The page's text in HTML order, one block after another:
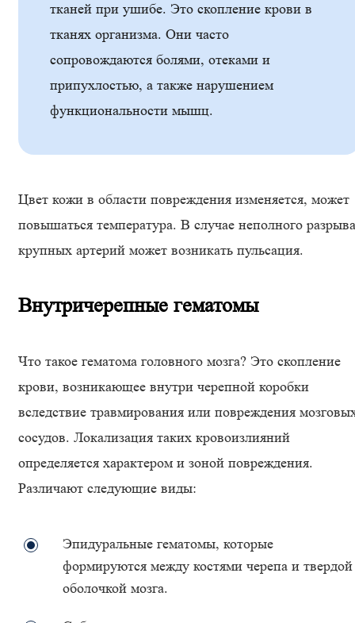
тканей при ушибе. Это скопление крови в
тканях организма. Они часто
сопровождаются болями, отеками и
припухлостью, а также нарушением
функциональности мышц.
Цвет кожи в области повреждения изменяется, может
повышаться температура. В случае неполного разрыва
крупных артерий может возникать пульсация.
Внутричерепные гематомы
Что такое гематома головного мозга? Это скопление
крови, возникающее внутри черепной коробки
вследствие травмирования или повреждения
сосудов. Локализация таких кровоизлияний
определяется характером и зоной повреждения.
Различают следующие виды:
Эпидуральные гематомы, которые
формируются между костями черепа и твердой
оболочкой мозга.